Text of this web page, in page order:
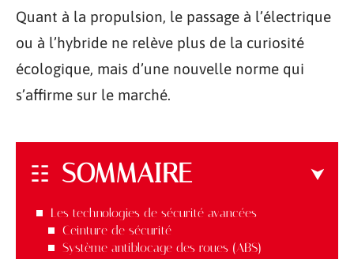
Quant à la propulsion, le passage à l’électrique
ou à l’hybride ne relève plus de la curiosité
écologique, mais d’une nouvelle norme qui
s’affirme sur le marché.
SOMMAIRE
Les technologies de sécurité avancées
Ceinture de sécurité
Système antiblocage des roues (ABS)